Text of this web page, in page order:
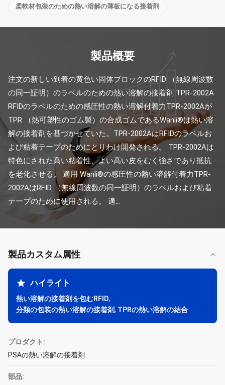
柔軟材包装のための熱い溶解の薄板になる接着剤
製品概要
注文の新しい到着の黄色い固体ブロックのRFID （無線周波数
の同一証明）のラベルのための熱い溶解の接着剤 TPR-2002A
RFIDのラベルのための感圧性の熱い溶解付着力TPR-2002Aが
TPR （熱可塑性のゴム製）の合成ゴムであるWanli®は熱い溶
解の接着剤を基づかせていた。TPR-2002AはRFIDのラベルお
よび粘着テープのためにとりわけ開発される。 TPR-2002Aは
特色にされた高い粘着性、よい高い皮をむく強さであり抵抗
を老化させる。 適用 Wanli®の感圧性の熱い溶解付着力TPR-
2002AはRFID （無線周波数の同一証明）のラベルおよび粘着
テープのために使用される。 適...
製品カスタム属性
ハイライト
熱い溶解の接着剤を包むRFID,
分類の包装の熱い溶解の接着剤, TPRの熱い溶解の結合
プロダクト:
PSAの熱い溶解の接着剤
部品: